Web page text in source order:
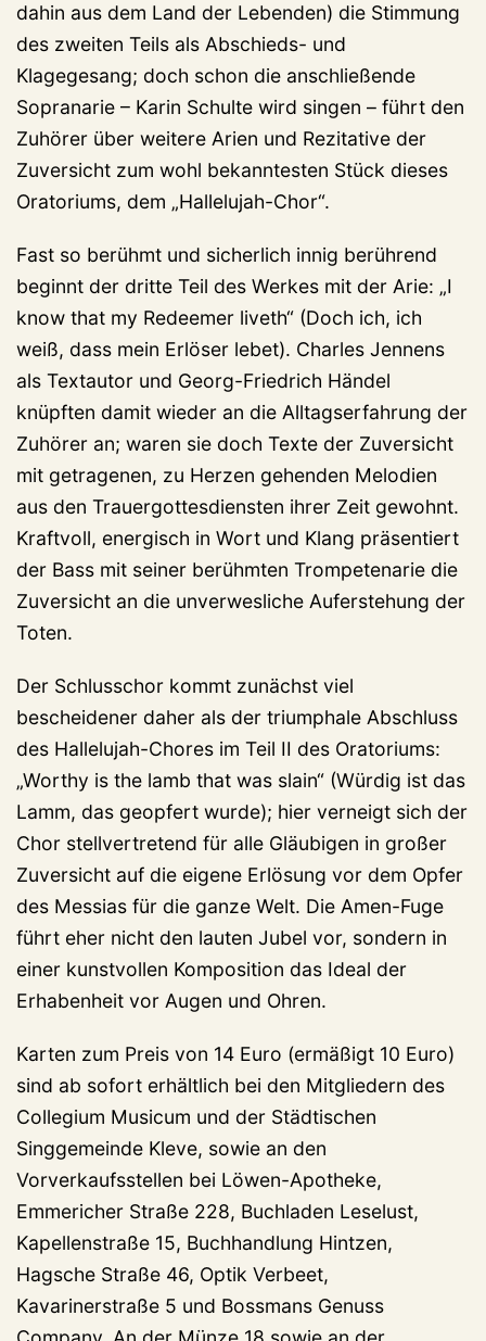
dahin aus dem Land der Lebenden) die Stimmung
des zweiten Teils als Abschieds- und
Klagegesang; doch schon die anschließende
Sopranarie – Karin Schulte wird singen – führt den
Zuhörer über weitere Arien und Rezitative der
Zuversicht zum wohl bekanntesten Stück dieses
Oratoriums, dem „Hallelujah-Chor“.
Fast so berühmt und sicherlich innig berührend
beginnt der dritte Teil des Werkes mit der Arie: „I
know that my Redeemer liveth“ (Doch ich, ich
weiß, dass mein Erlöser lebet). Charles Jennens
als Textautor und Georg-Friedrich Händel
knüpften damit wieder an die Alltagserfahrung der
Zuhörer an; waren sie doch Texte der Zuversicht
mit getragenen, zu Herzen gehenden Melodien
aus den Trauergottesdiensten ihrer Zeit gewohnt.
Kraftvoll, energisch in Wort und Klang präsentiert
der Bass mit seiner berühmten Trompetenarie die
Zuversicht an die unverwesliche Auferstehung der
Toten.
Der Schlusschor kommt zunächst viel
bescheidener daher als der triumphale Abschluss
des Hallelujah-Chores im Teil II des Oratoriums:
„Worthy is the lamb that was slain“ (Würdig ist das
Lamm, das geopfert wurde); hier verneigt sich der
Chor stellvertretend für alle Gläubigen in großer
Zuversicht auf die eigene Erlösung vor dem Opfer
des Messias für die ganze Welt. Die Amen-Fuge
führt eher nicht den lauten Jubel vor, sondern in
einer kunstvollen Komposition das Ideal der
Erhabenheit vor Augen und Ohren.
Karten zum Preis von 14 Euro (ermäßigt 10 Euro)
sind ab sofort erhältlich bei den Mitgliedern des
Collegium Musicum und der Städtischen
Singgemeinde Kleve, sowie an den
Vorverkaufsstellen bei Löwen-Apotheke,
Emmericher Straße 228, Buchladen Leselust,
Kapellenstraße 15, Buchhandlung Hintzen,
Hagsche Straße 46, Optik Verbeet,
Kavarinerstraße 5 und Bossmans Genuss